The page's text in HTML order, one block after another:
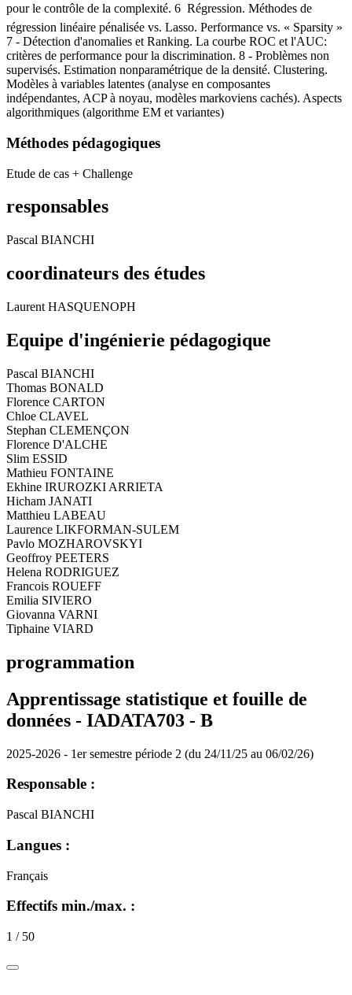
pour le contrôle de la complexité. 6  Régression. Méthodes de
régression linéaire pénalisée vs. Lasso. Performance vs. « Sparsity »
7 - Détection d'anomalies et Ranking. La courbe ROC et l'AUC:
critères de performance pour la discrimination. 8 - Problèmes non
supervisés. Estimation nonparamétrique de la densité. Clustering.
Modèles à variables latentes (analyse en composantes
indépendantes, ACP à noyau, modèles markoviens cachés). Aspects
algorithmiques (algorithme EM et variantes)
Méthodes pédagogiques
Etude de cas + Challenge
responsables
Pascal BIANCHI
coordinateurs des études
Laurent HASQUENOPH
Equipe d'ingénierie pédagogique
Pascal BIANCHI
Thomas BONALD
Florence CARTON
Chloe CLAVEL
Stephan CLEMENÇON
Florence D'ALCHE
Slim ESSID
Mathieu FONTAINE
Ekhine IRUROZKI ARRIETA
Hicham JANATI
Matthieu LABEAU
Laurence LIKFORMAN-SULEM
Pavlo MOZHAROVSKYI
Geoffroy PEETERS
Helena RODRIGUEZ
Francois ROUEFF
Emilia SIVIERO
Giovanna VARNI
Tiphaine VIARD
programmation
Apprentissage statistique et fouille de
données - IADATA703 - B
2025-2026 - 1er semestre période 2 (du 24/11/25 au 06/02/26)
Responsable :
Pascal BIANCHI
Langues :
Français
Effectifs min./max. :
1 / 50